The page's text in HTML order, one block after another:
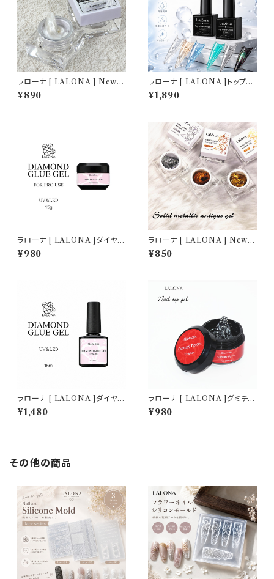
ラローナ [ LALONA ] New P
VCソリッドジェル( パールホワ
イト ) ( 5g ) デコジェル / 3D /
¥890
ラローナ [ LALONA ]トップウ
ォータードロップジェル( 5gセッ
ト ) ネイルアート/ぽちょんネイ
¥1,890
ラローナ [ LALONA ]ダイヤモ
ンドグルージェル ( 15g ) ジェル
ネイル/ビジュージェル/ノンワイ
¥980
ラローナ [ LALONA ] New P
VCソリッドジェル( アンティーク
メタリック ) ( 5g ) デコジェル /
¥850
ラローナ [ LALONA ]ダイヤモ
ンドグルージェルボトル ( 15ml
) ジェルネイル/ビジュージェル/
¥1,480
ラローナ [ LALONA ]グミチッ
プジェル ( 15g ) HEMAフリー/
グミジェル/ネイルチップ/ネイル
¥980
その他の商品